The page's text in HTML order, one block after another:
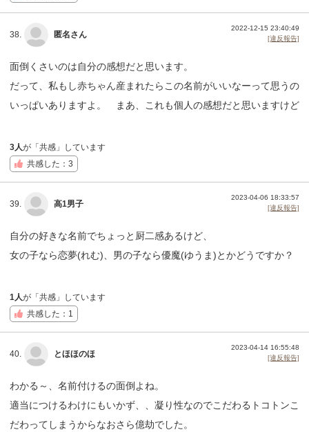
38. 匿名さん
2022-12-15 23:40:49
[違反報告]
面倒くさいのは自分の感想だと思います。
だって、私もし赤ちゃん産まれたらこの名前がいいなーって思うの
いっぱいありますよ。 まあ、これも個人の感想だと思いますけど
3人が「共感」しています
共感した：3
39. 高1男子
2023-04-06 18:33:57
[違反報告]
自分の好きな名前でちょっと厨二感あるけど、
女の子なら恋夢(れむ)、男の子なら優魔(ゆうま)とかどうですか？
1人が「共感」しています
共感した：1
40. とほほのほ
2023-04-14 16:55:48
[違反報告]
わかる～、名前付けるの面倒よね。
適当につけるわけにもいかず、、凝り性なのでこだわるトコトンこ
だわってしまうからなおさら億劫でした。